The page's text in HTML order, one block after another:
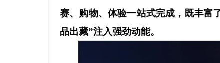
赛、购物、体验一站式完成，既丰富
品出藏”注入强劲动能。